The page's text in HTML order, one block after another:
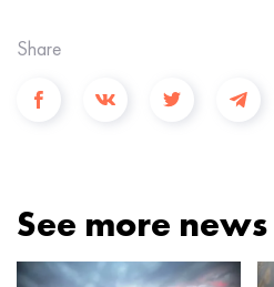
Share
See more news